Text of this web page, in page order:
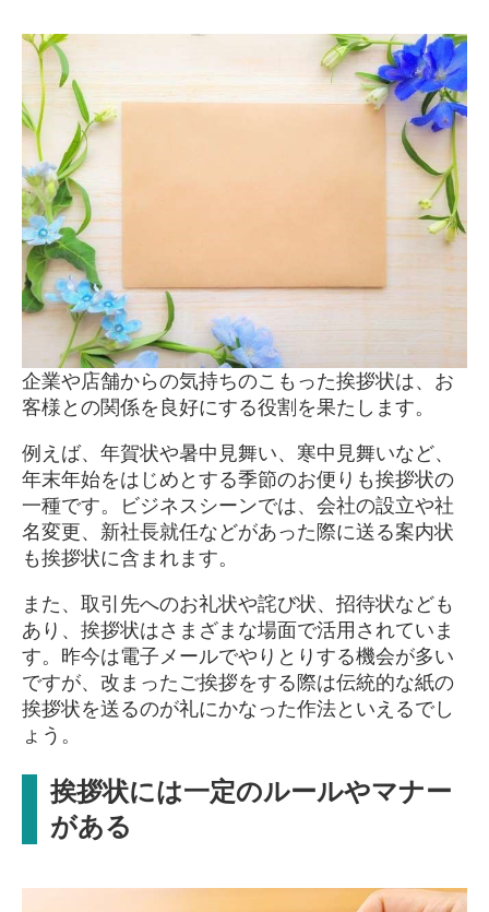
企業や店舗からの気持ちのこもった挨拶状は、お
客様との関係を良好にする役割を果たします。
例えば、年賀状や暑中見舞い、寒中見舞いなど、
年末年始をはじめとする季節のお便りも挨拶状の
一種です。ビジネスシーンでは、会社の設立や社
名変更、新社長就任などがあった際に送る案内状
も挨拶状に含まれます。
また、取引先へのお礼状や詫び状、招待状なども
あり、挨拶状はさまざまな場面で活用されていま
す。昨今は電子メールでやりとりする機会が多い
ですが、改まったご挨拶をする際は伝統的な紙の
挨拶状を送るのが礼にかなった作法といえるでし
ょう。
挨拶状には一定のルールやマナー
がある